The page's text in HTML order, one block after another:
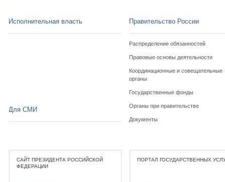
Исполнительная власть Правительство России
Распределение обязанностей
Правовые основы деятельности
Координационные и совещательные
органы
Государственные фонды
Органы при правительстве
Документы
Для СМИ
САЙТ ПРЕЗИДЕНТА РОССИЙСКОЙ
ФЕДЕРАЦИИ
ПОРТАЛ ГОСУДАРСТВЕННЫХ